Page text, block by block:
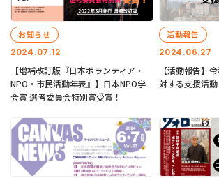
2024.07.12
お知らせ
【増補改訂版『日本ボランティア・
NPO・市民活動年表』】日本NPO学
会賞 選考委員会特別賞受賞！
2024.06.27
活動報告
【活動報告】
対する支援活動